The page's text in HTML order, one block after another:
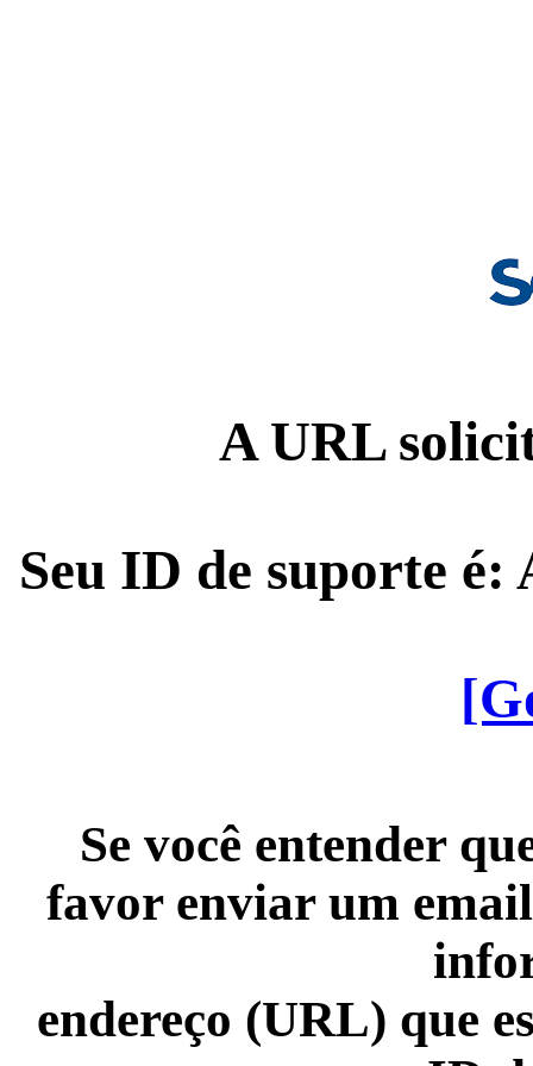
A URL
Seu ID de suporte é:
Se você entender
favor enviar um
endereço (URL) que